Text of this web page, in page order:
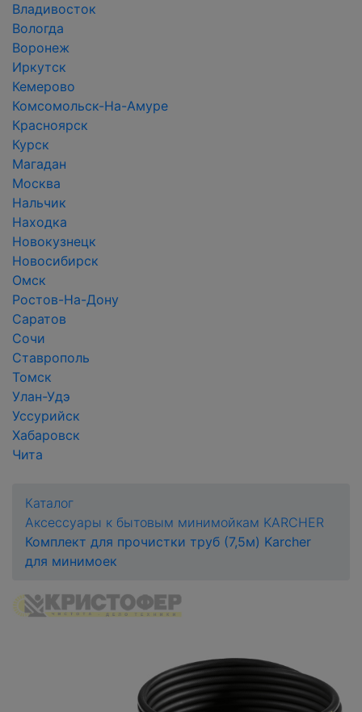
Владивосток
Вологда
Воронеж
Иркутск
Кемерово
Комсомольск-На-Амуре
Красноярск
Курск
Магадан
Москва
Нальчик
Находка
Новокузнецк
Новосибирск
Омск
Ростов-На-Дону
Саратов
Сочи
Ставрополь
Томск
Улан-Удэ
Уссурийск
Хабаровск
Чита
Каталог
Аксессуары к бытовым минимойкам KARCHER
Комплект для прочистки труб (7,5м) Karcher
для минимоек